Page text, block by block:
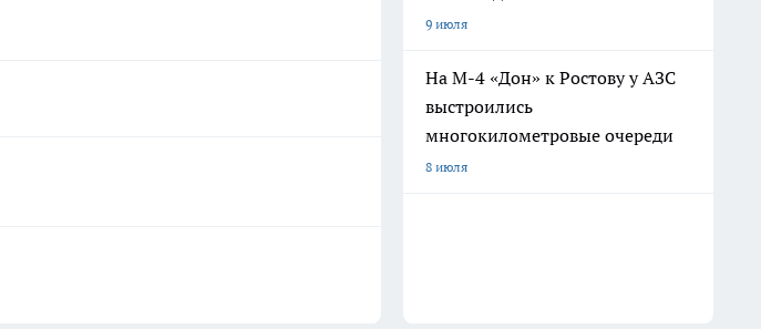
9 июля
На М-4 «Дон» к Ростову у АЗС
выстроились
многокилометровые очереди
8 июля